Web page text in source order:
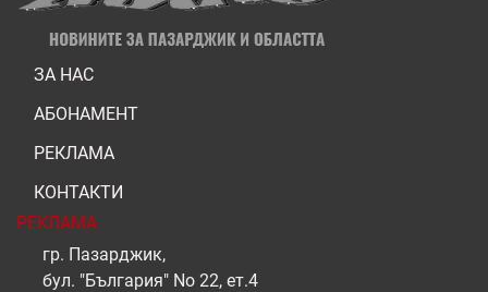
ЗА НАС
АБОНАМЕНТ
РЕКЛАМА
КОНТАКТИ
РЕКЛАМА
гр. Пазарджик,
бул. "България" No 22, ет.4